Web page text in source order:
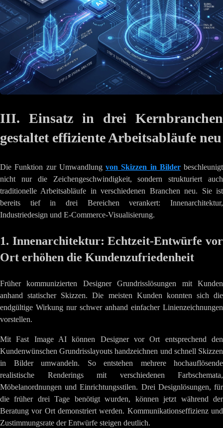
III. Einsatz in drei Kernbranchen
gestaltet effiziente Arbeitsabläufe neu
Die Funktion zur Umwandlung von Skizzen in Bilderbeschleunigt
nicht nur die Zeichengeschwindigkeit, sondern strukturiert auch
traditionelle Arbeitsabläufe in verschiedenen Branchen neu. Sie ist
bereits tief in drei Bereichen verankert: Innenarchitektur,
Industriedesign und E-Commerce-Visualisierung.
1. Innenarchitektur: Echtzeit-Entwürfe vor
Ort erhöhen die Kundenzufriedenheit
Früher kommunizierten Designer Grundrisslösungen mit Kunden
anhand statischer Skizzen. Die meisten Kunden konnten sich die
endgültige Wirkung nur schwer anhand einfacher Linienzeichnungen
vorstellen.
Mit Fast Image AI können Designer vor Ort entsprechend den
Kundenwünschen Grundrisslayouts handzeichnen und schnell Skizzen
in Bilder umwandeln. So entstehen mehrere hochauflösende
realistische Renderings mit verschiedenen Farbschemata,
Möbelanordnungen und Einrichtungsstilen. Drei Designlösungen, für
die früher drei Tage benötigt wurden, können jetzt während der
Beratung vor Ort demonstriert werden. Kommunikationseffizienz und
Zustimmungsrate der Entwürfe steigen deutlich.